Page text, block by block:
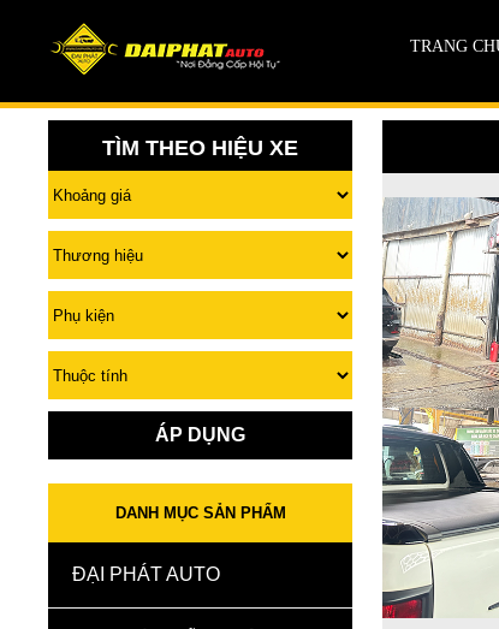
TRANG
TÌM THEO HIỆU XE
ÁP DỤNG
DANH MỤC SẢN PHẨM
ĐẠI PHÁT AUTO